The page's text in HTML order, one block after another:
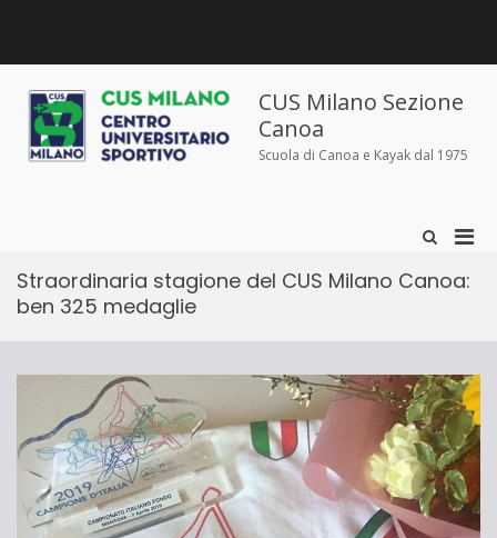
siamo
siamo
e
iscrizioni
sportivo
CUS Milano Sezione
Canoa
Scuola di Canoa e Kayak dal 1975
Mostra
modulo
per
Straordinaria stagione del CUS Milano Canoa:
ben 325 medaglie